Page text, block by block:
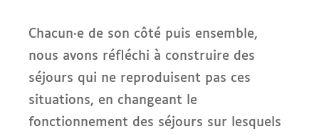
Chacun·e de son côté puis ensemble,
nous avons réfléchi à construire des
séjours qui ne reproduisent pas ces
situations, en changeant le
fonctionnement des séjours sur lesquels